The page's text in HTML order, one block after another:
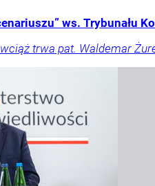
ws. Trybunału
trwa pat. Waldemar